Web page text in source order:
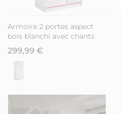
Armoire 2 portes aspect
bois blanchi avec chants
roses en façade - MISYLIA
299,99 €